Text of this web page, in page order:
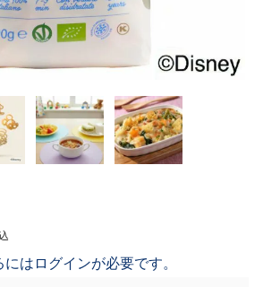
はログインが必要です。